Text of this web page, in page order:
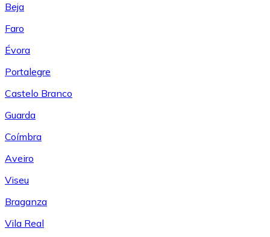
Beja
Faro
Évora
Portalegre
Castelo Branco
Guarda
Coímbra
Aveiro
Viseu
Braganza
Vila Real